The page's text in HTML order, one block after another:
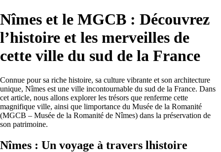
Nîmes et le MGCB : Découvrez
l’histoire et les merveilles de
cette ville du sud de la France
Connue pour sa riche histoire, sa culture vibrante et son architecture
unique, Nîmes est une ville incontournable du sud de la France. Dans
cet article, nous allons explorer les trésors que renferme cette
magnifique ville, ainsi que limportance du Musée de la Romanité
(MGCB – Musée de la Romanité de Nîmes) dans la préservation de
son patrimoine.
Nîmes : Un voyage à travers lhistoire